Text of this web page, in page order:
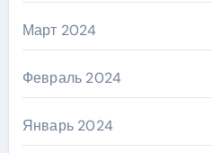
Март 2024
Февраль 2024
Январь 2024